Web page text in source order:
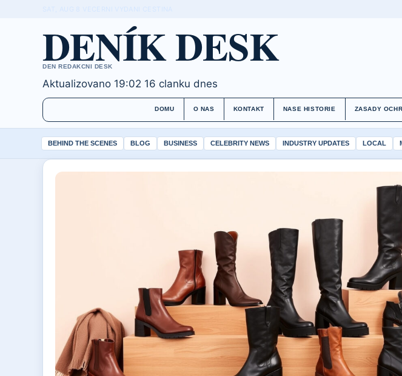
DENÍK DESK
DEN REDAKCNI DESK
Aktualizovano 19:02 16 clanku dnes
DOMU O NAS KONTAKT NASE HISTORIE ZASADY
BEHIND THE SCENES BLOG BUSINESS CELEBRITY NEWS INDUSTRY UPDATES LOCAL